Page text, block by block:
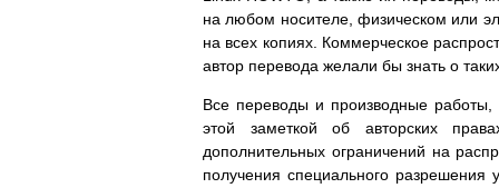
на любом носителе, физическом или
на всех копиях. Коммерческое
автор перевода желали бы знать о
Все переводы и производные
этой заметкой об авторских
дополнительных ограничений на
получения специального